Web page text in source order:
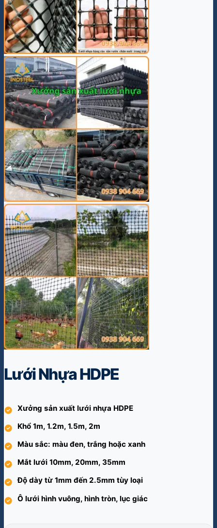
Lưới Nhựa HDPE
Xưởng sản xuất lưới nhựa HDPE
Khổ 1m, 1.2m, 1.5m, 2m
Màu sắc: màu đen, trắng hoặc xanh
Mắt lưới 10mm, 20mm, 35mm
Độ dày từ 1mm đến 2.5mm tùy loại
Ô lưới hình vuông, hình tròn, lục giác